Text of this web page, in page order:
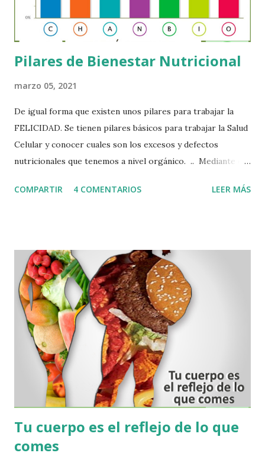
Modificando nuestros hábitos y nuestro entorn...
Pilares de Bienestar Nutricional
marzo 05, 2021
De igual forma que existen unos pilares para trabajar la
FELICIDAD. Se tienen pilares básicos para trabajar la Salud
Celular y conocer cuales son los excesos y defectos
nutricionales que tenemos a nivel orgánico. .. Mediante el
han seguido patrones, clínicos, experimentales en sinergia
conocer edos excesos y defectos nutricionales que generan
los hábitos alimentarios de una persona. .. Ahora bien,
hoy gracias a la tecnología podemos acceder de una manera
fácil y cómoda desde la tranquilidad de su hogar, a
este cuestionario de su PERFIL BIONUTRICIONAL y
recibir un resultado que se refleja en un Histograma
detallado, en donde muestra cómo evoluciona
metabólicamente su organismo, y cuáles son las afecciones
más direc...
COMPARTIR 4 COMENTARIOS LEER MÁS
Tu cuerpo es el reflejo de lo que
comes